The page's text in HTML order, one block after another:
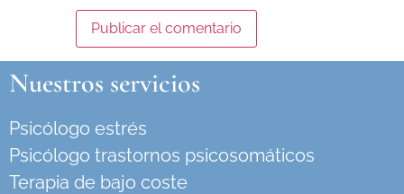
Nuestros servicios
Psicólogo estrés
Psicólogo trastornos psicosomáticos
Terapia de bajo coste